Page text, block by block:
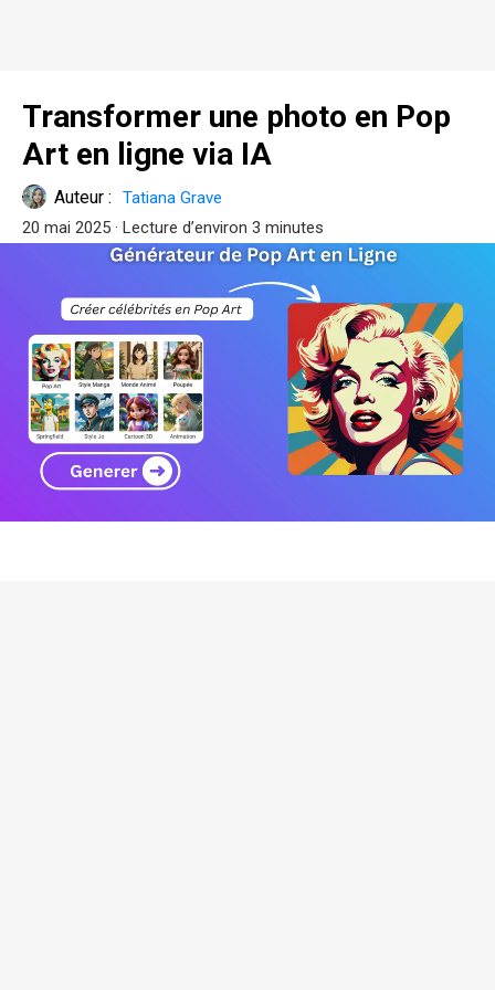
Transformer une photo en Pop
Art en ligne via IA
Auteur :
Tatiana Grave
20 mai 2025 · Lecture d’environ 3 minutes